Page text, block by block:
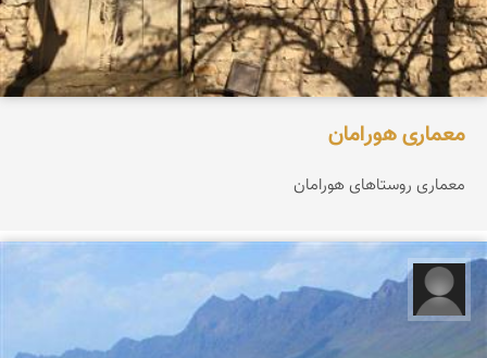
معمارى هورامان
معمارى روستاهاى هورامان
محمد حمزه لو